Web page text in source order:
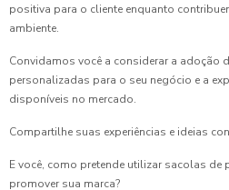
positiva para o cliente enquanto
ambiente.
Convidamos você a considerar a adoção
personalizadas para o seu negócio e a
disponíveis no mercado.
Compartilhe suas experiências e ideias
E você, como pretende utilizar sacolas
promover sua marca?